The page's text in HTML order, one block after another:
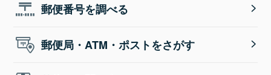
郵便番号を調べる
郵便局・ATM・ポストをさがす